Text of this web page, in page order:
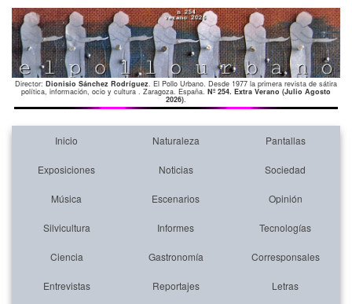
Director: Dionisio Sánchez Rodríguez. El Pollo Urbano. Desde 1977 la primera revista de sátira
política, información, ocio y cultura . Zaragoza. España. Nº 254. Extra Verano (Julio Agosto
2026).
Inicio Naturaleza Pantallas
Exposiciones Noticias Sociedad
Música Escenarios Opinión
Silvicultura Informes Tecnologías
Ciencia Gastronomía Corresponsales
Entrevistas Reportajes Letras